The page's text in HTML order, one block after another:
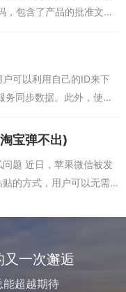
，包含了产品的批准文
信功...
可以利用自己的ID来下
同步数据。此外，使用
Music，iTune...
宝弹不出)
题 近日，苹果微信被发
的方式，用户可以无需
又一次邂逅
能超越期待